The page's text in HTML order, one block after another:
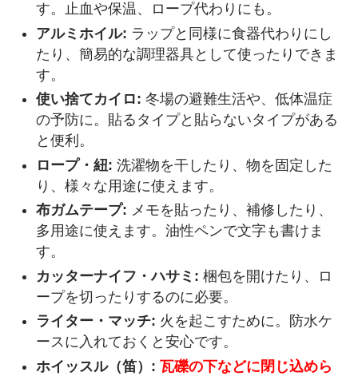
す。止血や保温、ロープ代わりにも。
アルミホイル: ラップと同様に食器代わりにし
たり、簡易的な調理器具として使ったりできま
す。
使い捨てカイロ: 冬場の避難生活や、低体温症
の予防に。貼るタイプと貼らないタイプがある
と便利。
ロープ・紐: 洗濯物を干したり、物を固定した
り、様々な用途に使えます。
布ガムテープ: メモを貼ったり、補修したり、
多用途に使えます。油性ペンで文字も書けま
す。
カッターナイフ・ハサミ: 梱包を開けたり、ロ
ープを切ったりするのに必要。
ライター・マッチ: 火を起こすために。防水ケ
ースに入れておくと安心です。
ホイッスル（笛）: 瓦礫の下などに閉じ込めら